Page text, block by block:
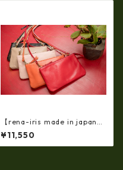
【rena-iris made in japan】
【日本製】（10color）素上
げ・オイルレザー ポシェッ
ト・ミニショルダーバッグ r
¥11,550